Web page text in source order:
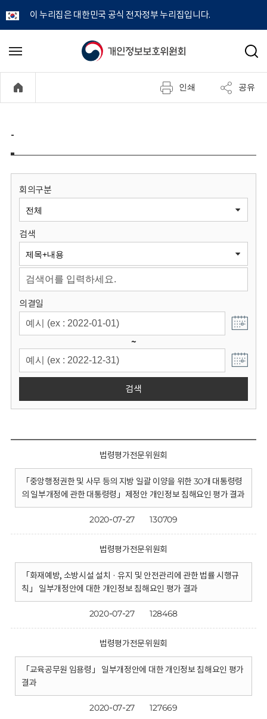
이 누리집은 대한민국 공식 전자정부 누리집입니다.
개
정
보
원
회
메
기
검
인쇄 공유
-
회의구분
검색
의결일
~
검색
법령평가전문위원회
「중앙행정권한 및 사무 등의 지방 일괄 이양을 위한 30개 대통령령
의 일부개정에 관한 대통령령」제정안 개인정보 침해요인 평가 결과
2020-07-27 130709
법령평가전문위원회
「화재예방, 소방시설 설치 · 유지 및 안전관리에 관한 법률 시행규
칙」 일부개정안에 대한 개인정보 침해요인 평가 결과
2020-07-27 128468
법령평가전문위원회
「교육공무원 임용령」 일부개정안에 대한 개인정보 침해요인 평가
결과
2020-07-27 127669